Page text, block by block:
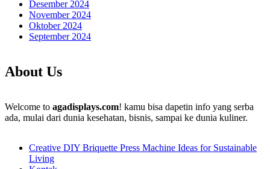
Desember 2024
November 2024
Oktober 2024
September 2024
About Us
Welcome to agadisplays.com! kamu bisa dapetin info yang serba
ada, mulai dari dunia kesehatan, bisnis, sampai ke dunia kuliner.
Creative DIY Briquette Press Machine Ideas for Sustainable
Living